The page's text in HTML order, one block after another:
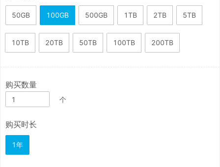
50GB 100GB 500GB 1TB 2TB 5TB
10TB 20TB 50TB 100TB 200TB
购买数量
个
购买时长
1年